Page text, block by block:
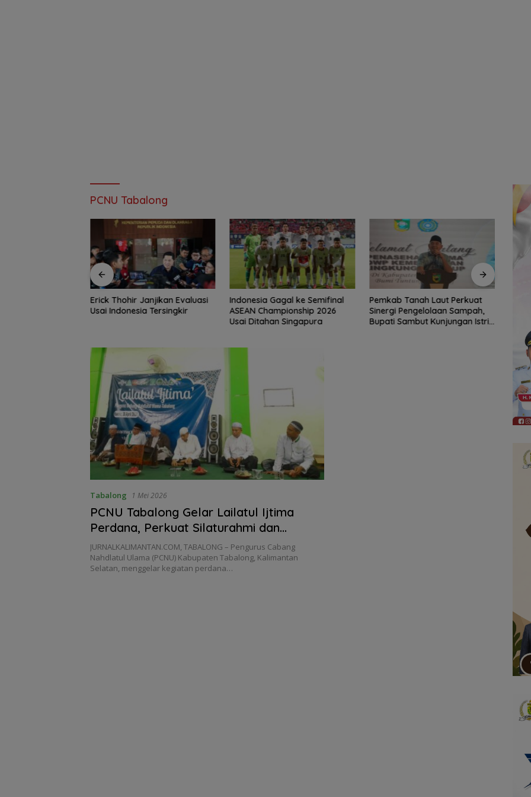
PCNU Tabalong
Indonesia Gagal ke Semifinal
ASEAN Championship 2026
Pemkab Tanah Laut Perkuat
Sinergi Pengelolaan Sampah,
Bupati Sambut Kunjungan Istri
Sambut Ketua Komisi II DPR RI,
Pemkot Banjarmasin Suguhkan
Cita Rasa Khas Banjar
Tabalong 1 Mei 2026
PCNU Tabalong Gelar Lailatul Ijtima
Perdana, Perkuat Silaturahmi dan
Konsolidasi Organisasi
JURNALKALIMANTAN.COM, TABALONG – Pengurus Cabang
Nahdlatul Ulama (PCNU) Kabupaten Tabalong, Kalimantan
Selatan, menggelar kegiatan perdana…